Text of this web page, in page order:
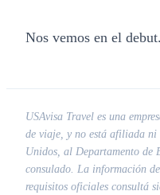
Nos vemos en el
USAvisa Travel es una
de viaje, y no está afiliada ni
Unidos, al Departamento de
consulado. La información
requisitos oficiales consultá